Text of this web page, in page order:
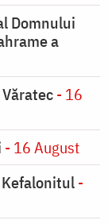
Domnului
a
- 16
- 16 August
-